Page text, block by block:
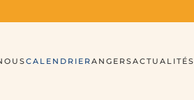
CALENDRIERANGERSACTUALITÉS